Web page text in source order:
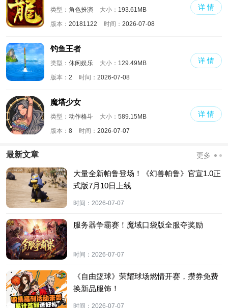
类型： 角色扮演 大小： 193.61MB
版本： 20181122 时间： 2026-07-08
详 情
钓鱼王者
类型： 休闲娱乐 大小： 129.49MB
版本： 2 时间： 2026-07-08
详 情
魔塔少女
类型： 动作格斗 大小： 589.15MB
版本： 8 时间： 2026-07-07
详 情
最新文章 更多
大量全新帕鲁登场！《幻兽帕鲁》官宣1.0正
式版7月10日上线
时间： 2026-07-07
服务器争霸赛！魔域口袋版全服夺奖励
时间： 2026-07-07
《自由篮球》荣耀球场燃情开赛，攒券免费
换新品服饰！
时间： 2026-07-07